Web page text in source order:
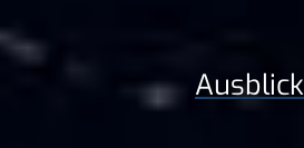
Ausblick